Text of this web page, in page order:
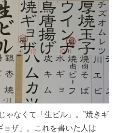
ゃなくて「生ビル」。”焼きギ
ョザ」。これを書いた人は